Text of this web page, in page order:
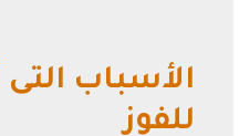
الأسباب
للفوز